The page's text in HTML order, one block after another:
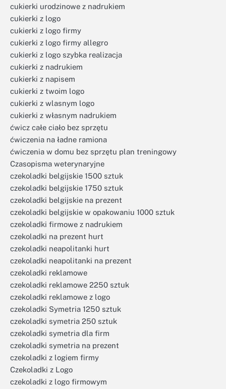
cukierki urodzinowe z nadrukiem
cukierki z logo
cukierki z logo firmy
cukierki z logo firmy allegro
cukierki z logo szybka realizacja
cukierki z nadrukiem
cukierki z napisem
cukierki z twoim logo
cukierki z wlasnym logo
cukierki z własnym nadrukiem
ćwicz całe ciało bez sprzętu
ćwiczenia na ładne ramiona
ćwiczenia w domu bez sprzętu plan treningowy
Czasopisma weterynaryjne
czekoladki belgijskie 1500 sztuk
czekoladki belgijskie 1750 sztuk
czekoladki belgijskie na prezent
czekoladki belgijskie w opakowaniu 1000 sztuk
czekoladki firmowe z nadrukiem
czekoladki na prezent hurt
czekoladki neapolitanki hurt
czekoladki neapolitanki na prezent
czekoladki reklamowe
czekoladki reklamowe 2250 sztuk
czekoladki reklamowe z logo
czekoladki Symetria 1250 sztuk
czekoladki symetria 250 sztuk
czekoladki symetria dla firm
czekoladki symetria na prezent
czekoladki z logiem firmy
Czekoladki z Logo
czekoladki z logo firmowym